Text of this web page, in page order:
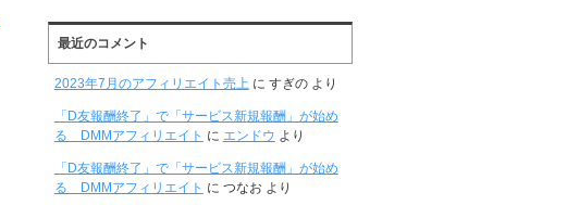
最近のコメント
2023年7月のアフィリエイト売上に すぎのより
「D友報酬終了」で「サービス新規報酬」が始め
る DMMアフィリエイト に エンドウ より
「D友報酬終了」で「サービス新規報酬」が始め
る DMMアフィリエイト に つなお より